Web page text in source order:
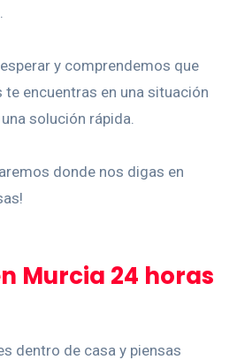
y comprendemos que
encuentras en una situación
solución rápida.
donde nos digas en
Murcia 24 horas
dentro de casa y piensas